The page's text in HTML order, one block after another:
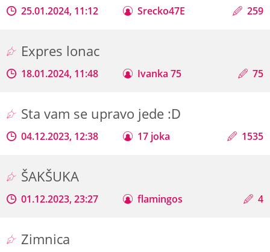
25.01.2024, 11:12 Srecko47E 259
Expres lonac
18.01.2024, 11:48 Ivanka 75 75
Sta vam se upravo jede :D
04.12.2023, 12:38 17 joka 1535
ŠAKŠUKA
01.12.2023, 23:27 flamingos 4
Zimnica